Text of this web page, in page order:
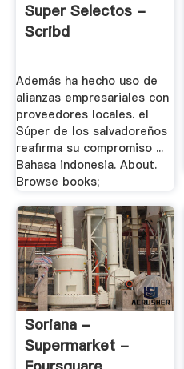
Super Selectos -
Scribd
Además ha hecho uso de
alianzas empresariales con
proveedores locales. el
Súper de los salvadoreños
reafirma su compromiso ...
Bahasa indonesia. About.
Browse books;
Soriana -
Supermarket -